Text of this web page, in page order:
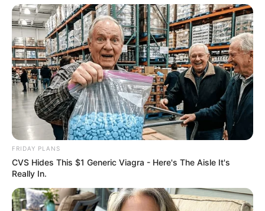
FRIDAY PLANS
CVS Hides This $1 Generic Viagra - Here's The Aisle It's
Really In.